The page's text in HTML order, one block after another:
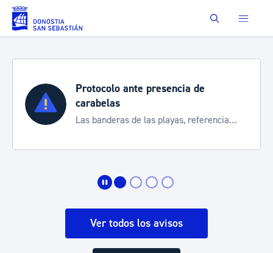
Saltar al contenido principal Buscar
Protocolo ante presencia de
carabelas
Las banderas de las playas, referencia
Ver todos los avisos